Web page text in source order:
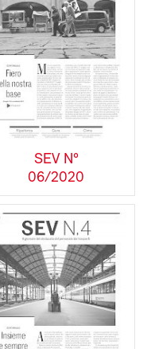
SEV N°
06/2020